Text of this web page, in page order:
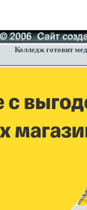
Колледж готовит